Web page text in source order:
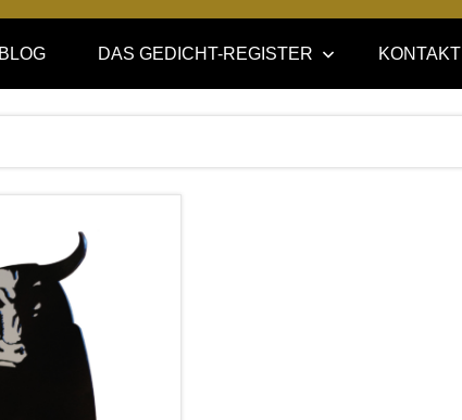
DAS GEDICHT-REGISTER KONTAKT